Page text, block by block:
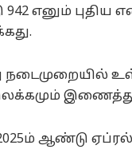
எனும் புதிய
நடைமுறையில்
ஆண்டு ஏப்ரல்